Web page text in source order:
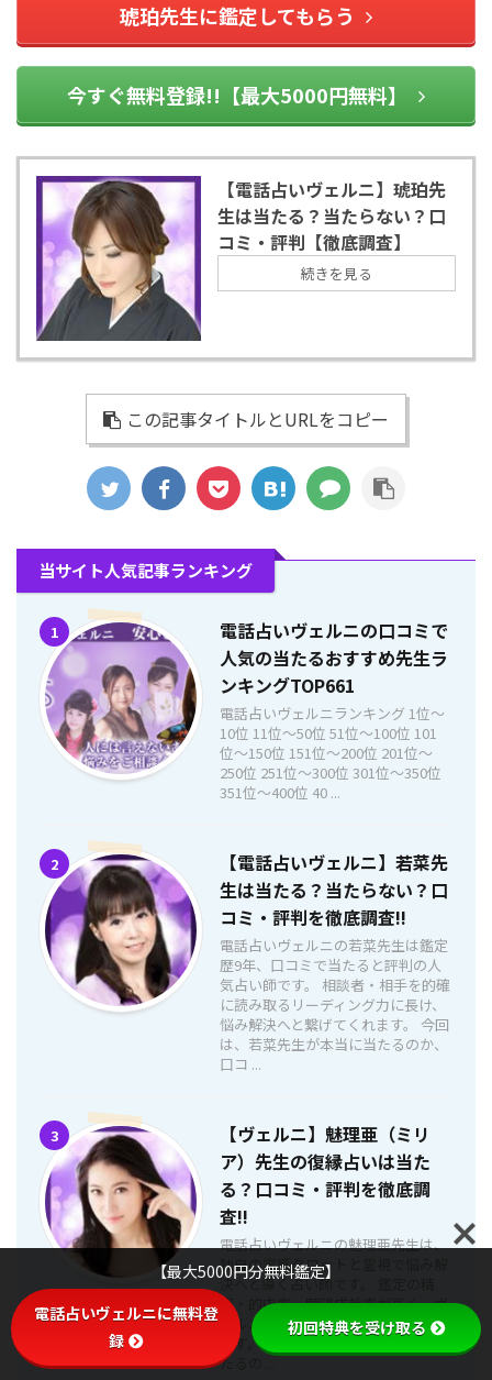
琥珀先生に鑑定してもらう
今すぐ無料登録!!【最大5000円無料】
【電話占いヴェルニ】琥珀先
生は当たる？当たらない？口
コミ・評判【徹底調査】
続きを見る
この記事タイトルとURLをコピー
当サイト人気記事ランキング
1
電話占いヴェルニの口コミで
人気の当たるおすすめ先生ラ
ンキングTOP661
電話占いヴェルニランキング 1位〜
10位 11位〜50位 51位〜100位 101
位〜150位 151位〜200位 201位〜
250位 251位〜300位 301位〜350位
351位〜400位 40 ...
2
【電話占いヴェルニ】若菜先
生は当たる？当たらない？口
コミ・評判を徹底調査!!
電話占いヴェルニの若菜先生は鑑定
歴9年、口コミで当たると評判の人
気占い師です。 相談者・相手を的確
に読み取るリーディング力に長け、
悩み解決へと繋げてくれます。 今回
は、若菜先生が本当に当たるのか、
口コ ...
3
【ヴェルニ】魅理亜（ミリ
ア）先生の復縁占いは当た
る？口コミ・評判を徹底調
査!!
電話占いヴェルニの魅理亜先生は、
独自の霊感タロットと霊視で悩み解
決へと導く占い師です。 鑑定の精
度・的中率・願望成就率が高く、ヴ
ェルニでトップクラスの人気を誇り
ます。 今回、魅理亜先生の鑑定が当
たるの ...
【最大5000円分無料鑑定】
電話占いヴェルニに無料登
録
初回特典を受け取る